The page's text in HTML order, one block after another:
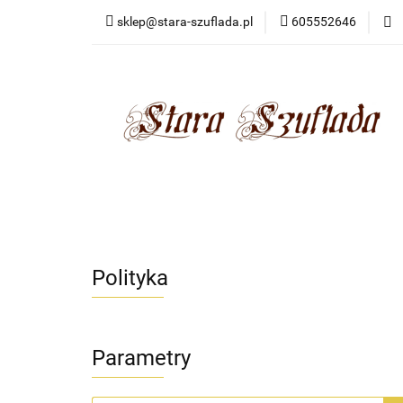
sklep@stara-szuflada.pl 605552646
NOWOŚCI
Polityka
Parametry